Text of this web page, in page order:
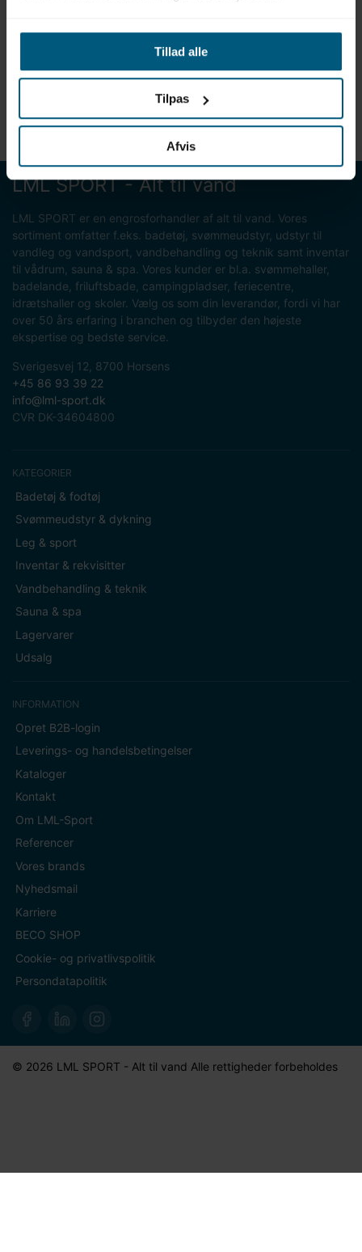
Tillad alle
Tilpas
Afvis
Dimensioner: L 609 x B 323 x H 48 cm
Antal brugere (voksne/børn): 4/4
Minimumsdybde: 1,14 m
Sikkerhedsafstand: 3,00 m
Vægt: 44,00 kg
LML SPORT - Alt til vand
LML SPORT er en engrosforhandler af alt til vand. Vores
sortiment omfatter f.eks. badetøj, svømmeudstyr, udstyr til
vandleg og vandsport, vandbehandling og teknik samt inventar
til vådrum, sauna & spa. Vores kunder er bl.a. svømmehaller,
badelande, friluftsbade, campingpladser, feriecentre,
idrætshaller og skoler. Vælg os som din leverandør, fordi vi har
over 50 års erfaring i branchen og tilbyder den højeste
ekspertise og bedste service.
Sverigesvej 12, 8700 Horsens
+45 86 93 39 22
info@lml-sport.dk
CVR DK-34604800
KATEGORIER
Badetøj & fodtøj
Svømmeudstyr & dykning
Leg & sport
Inventar & rekvisitter
Vandbehandling & teknik
Sauna & spa
Lagervarer
Udsalg
INFORMATION
Opret B2B-login
Leverings- og handelsbetingelser
Kataloger
Kontakt
Om LML-Sport
Referencer
Vores brands
Nyhedsmail
Karriere
BECO SHOP
Cookie- og privatlivspolitik
Persondatapolitik
© 2026 LML SPORT - Alt til vand Alle rettigheder forbeholdes